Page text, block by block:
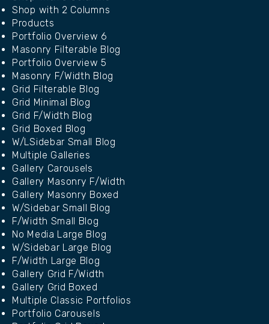
Shop with 2 Columns
Products
Portfolio Overview 6
Masonry Filterable Blog
Portfolio Overview 5
Masonry F/Width Blog
Grid Filterable Blog
Grid Minimal Blog
Grid F/Width Blog
Grid Boxed Blog
W/LSidebar Small Blog
Multiple Galleries
Gallery Carousels
Gallery Masonry F/Width
Gallery Masonry Boxed
W/Sidebar Small Blog
F/Width Small Blog
No Media Large Blog
W/Sidebar Large Blog
F/Width Large Blog
Gallery Grid F/Width
Gallery Grid Boxed
Multiple Classic Portfolios
Portfolio Carousels